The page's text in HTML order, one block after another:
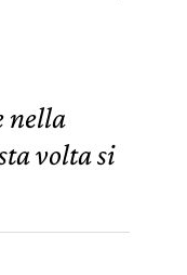
nella
volta si